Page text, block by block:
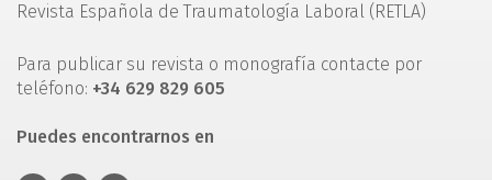
Revista Española de Traumatología Laboral (RETLA)
Para publicar su revista o monografía contacte por
teléfono: +34 629 829 605
Puedes encontrarnos en